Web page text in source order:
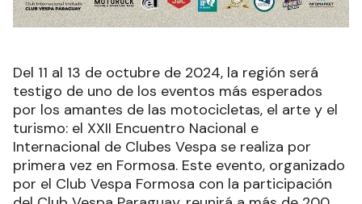
Del 11 al 13 de octubre de 2024, la región será
testigo de uno de los eventos más esperados
por los amantes de las motocicletas, el arte y el
turismo: el XXII Encuentro Nacional e
Internacional de Clubes Vespa se realiza por
primera vez en Formosa. Este evento, organizado
por el Club Vespa Formosa con la participación